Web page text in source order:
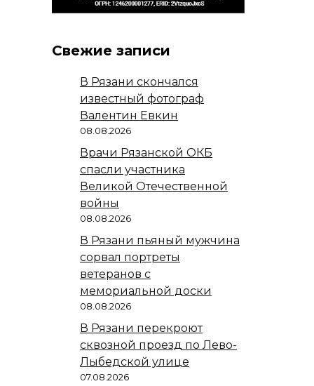
Свежие записи
В Рязани скончался
известный фотограф
Валентин Евкин
08.08.2026
Врачи Рязанской ОКБ
спасли участника
Великой Отечественной
войны
08.08.2026
В Рязани пьяный мужчина
сорвал портреты
ветеранов с
мемориальной доски
08.08.2026
В Рязани перекроют
сквозной проезд по Лево-
Лыбедской улице
07.08.2026